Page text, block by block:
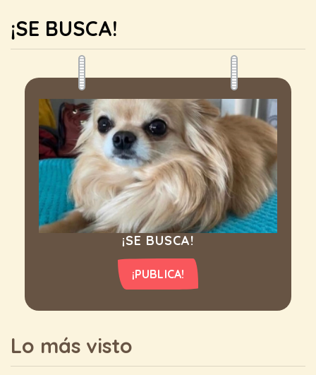
¡SE BUSCA!
¡SE BUSCA!
¡PUBLICA!
Lo más visto